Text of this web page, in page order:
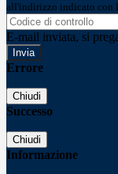
all'indirizzo indicato con
E-mail inviata, si
Errore
Chiudi
Successo
Chiudi
Informazione